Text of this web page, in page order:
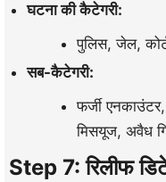
घटना की कैटेगरी:
पुलिस, जेल,
सब-कैटेगरी:
फर्जी
मिसयूज, अवैध
Step 7: रिलीफ